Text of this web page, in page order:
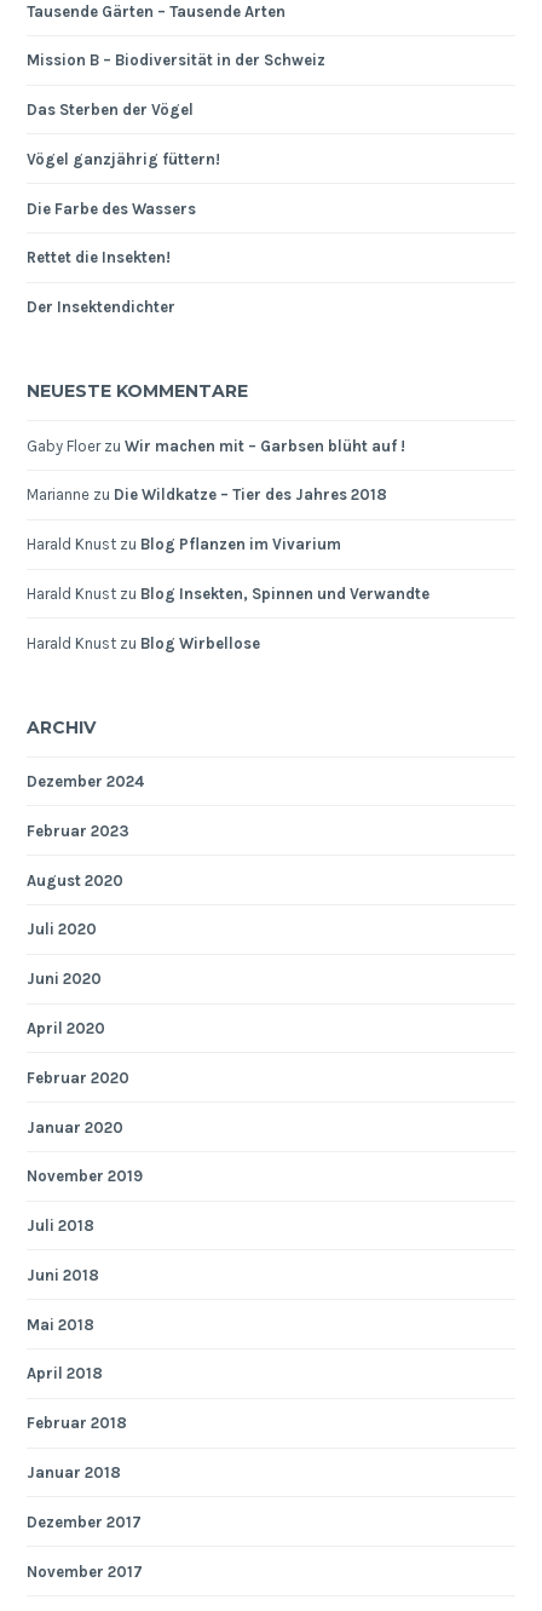
Tausende Gärten – Tausende Arten
Mission B – Biodiversität in der Schweiz
Das Sterben der Vögel
Vögel ganzjährig füttern!
Die Farbe des Wassers
Rettet die Insekten!
Der Insektendichter
NEUESTE KOMMENTARE
Gaby FloerzuWir machen mit – Garbsen blüht auf !
Marianne zu Die Wildkatze – Tier des Jahres 2018
Harald Knust zu Blog Pflanzen im Vivarium
Harald Knust zu Blog Insekten, Spinnen und Verwandte
Harald Knust zu Blog Wirbellose
ARCHIV
Dezember 2024
Februar 2023
August 2020
Juli 2020
Juni 2020
April 2020
Februar 2020
Januar 2020
November 2019
Juli 2018
Juni 2018
Mai 2018
April 2018
Februar 2018
Januar 2018
Dezember 2017
November 2017